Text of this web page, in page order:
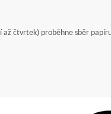
čtvrtek) proběhne sběr